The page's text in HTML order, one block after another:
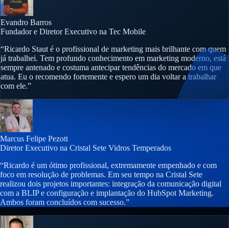
Evandro Barros
Fundador e Diretor Executivo na Tec Mobile
“Ricardo Staut é o profissional de marketing mais brilhante com quem
já trabalhei. Tem profundo conhecimento em marketing moderno, está
sempre antenado e costuma antecipar tendências do mercado em que
atua. Eu o recomendo fortemente e espero um dia voltar a trabalhar
com ele.”
Marcus Felipe Pezott
Diretor Executivo na Cristal Sete Vidros Temperados
“Ricardo é um ótimo profissional, extremamente empenhado e com
foco em resolução de problemas. Em seu tempo na Cristal Sete
realizou dois projetos importantes: integração da comunicação digital
com a BLIP e configuração e implantação do HubSpot Marketing.
Ambos foram concluídos com sucesso.”